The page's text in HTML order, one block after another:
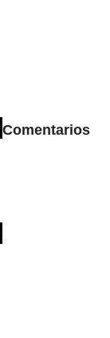
Comentarios